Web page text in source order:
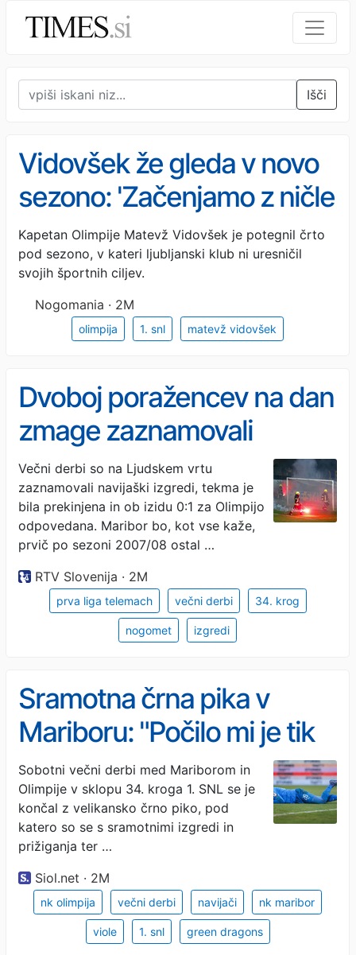
Išči
Vidovšek že gleda v novo
sezono: 'Začenjamo z ničle
in vemo, da mora biti
Olimpija prva'
Kapetan Olimpije Matevž Vidovšek je potegnil črto
pod sezono, v kateri ljubljanski klub ni uresničil
svojih športnih ciljev.
Nogomania · 2M
olimpija 1. snl matevž vidovšek
Dvoboj poražencev na dan
zmage zaznamovali
navijaški izgredi
Večni derbi so na Ljudskem vrtu
zaznamovali navijaški izgredi, tekma je
bila prekinjena in ob izidu 0:1 za Olimpijo
odpovedana. Maribor bo, kot vse kaže,
prvič po sezoni 2007/08 ostal …
RTV Slovenija · 2M
prva liga telemach večni derbi 34. krog
nogomet izgredi
Sramotna črna pika v
Mariboru: "Počilo mi je tik
ob ušesu, v katerem mi je
začelo šumeti"
Sobotni večni derbi med Mariborom in
Olimpije v sklopu 34. kroga 1. SNL se je
končal z velikansko črno piko, pod
katero so se s sramotnimi izgredi in
prižiganja ter …
Siol.net · 2M
nk olimpija večni derbi navijači nk maribor
viole 1. snl green dragons